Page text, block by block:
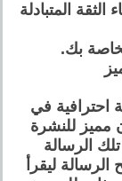
المتبادلة
احترافية في
مميز للنشرة
الرسالة
ليقرأ